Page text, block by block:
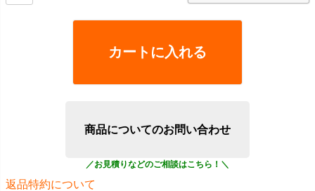
カートに入れる
商品についてのお問い合わせ
返品特約について